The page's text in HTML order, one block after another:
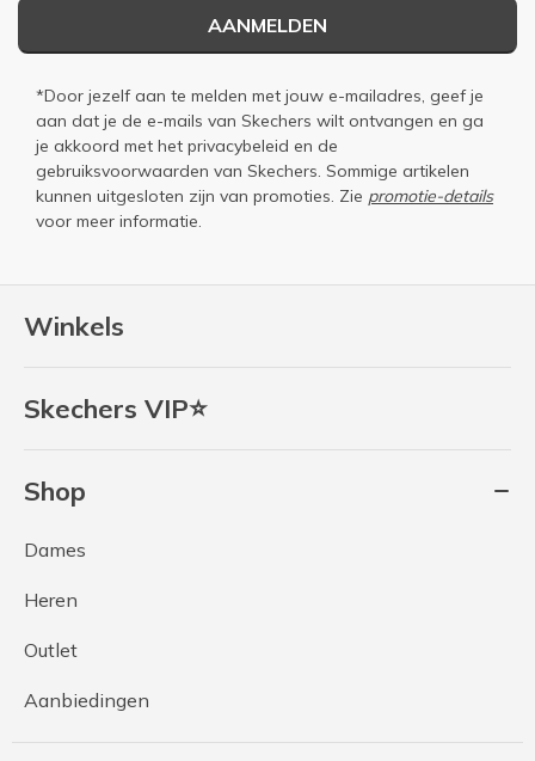
Winkels
Skechers VIP⭐
Shop
Dames
Heren
Outlet
Aanbiedingen
AANMELDEN
*Door jezelf aan te melden met jouw e-mailadres, geef je
aan dat je de e-mails van Skechers wilt ontvangen en ga
je akkoord met het privacybeleid en de
gebruiksvoorwaarden van Skechers. Sommige artikelen
kunnen uitgesloten zijn van promoties. Zie promotie-details
voor meer informatie.